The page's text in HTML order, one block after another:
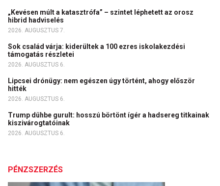
„Kevésen múlt a katasztrófa” – szintet léphetett az orosz
hibrid hadviselés
2026. AUGUSZTUS 7.
Sok család várja: kiderültek a 100 ezres iskolakezdési
támogatás részletei
2026. AUGUSZTUS 6.
Lipcsei drónügy: nem egészen úgy történt, ahogy először
hitték
2026. AUGUSZTUS 6.
Trump dühbe gurult: hosszú börtönt ígér a hadsereg titkainak
kiszivárogtatóinak
2026. AUGUSZTUS 6.
PÉNZSZERZÉS